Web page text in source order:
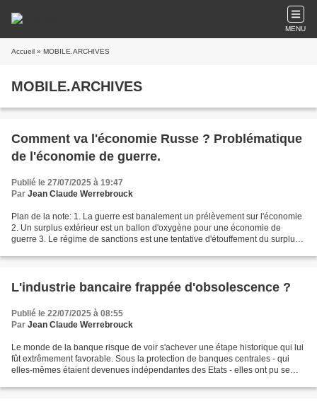
MENU
Accueil » MOBILE.ARCHIVES
MOBILE.ARCHIVES
Comment va l'économie Russe ? Problématique
de l'économie de guerre.
Publié le 27/07/2025 à 19:47
Par Jean Claude Werrebrouck
Plan de la note: 1. La guerre est banalement un prélèvement sur l'économie
2. Un surplus extérieur est un ballon d'oxygène pour une économie de
guerre 3. Le régime de sanctions est une tentative d'étouffement du surplus
L'industrie bancaire frappée d'obsolescence ?
Publié le 22/07/2025 à 08:55
Par Jean Claude Werrebrouck
Le monde de la banque risque de voir s'achever une étape historique qui lui
fût extrêmement favorable. Sous la protection de banques centrales - qui
elles-mêmes étaient devenues indépendantes des Etats - elles ont pu se